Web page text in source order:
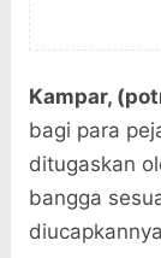
Kampar,
bagi para
ditugaskan
bangga